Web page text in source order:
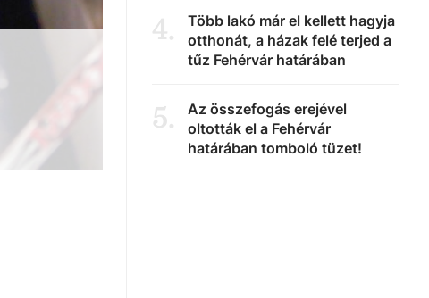
4.
Több lakó már el kellett hagyja
otthonát, a házak felé terjed a
tűz Fehérvár határában
5.
Az összefogás erejével
oltották el a Fehérvár
határában tomboló tüzet!